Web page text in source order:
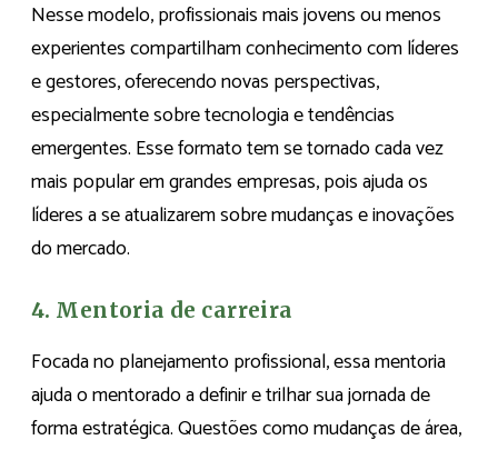
Nesse modelo, profissionais mais jovens ou menos
experientes compartilham conhecimento com líderes
e gestores, oferecendo novas perspectivas,
especialmente sobre tecnologia e tendências
emergentes. Esse formato tem se tornado cada vez
mais popular em grandes empresas, pois ajuda os
líderes a se atualizarem sobre mudanças e inovações
do mercado.
4. Mentoria de carreira
Focada no planejamento profissional, essa mentoria
ajuda o mentorado a definir e trilhar sua jornada de
forma estratégica. Questões como mudanças de área,